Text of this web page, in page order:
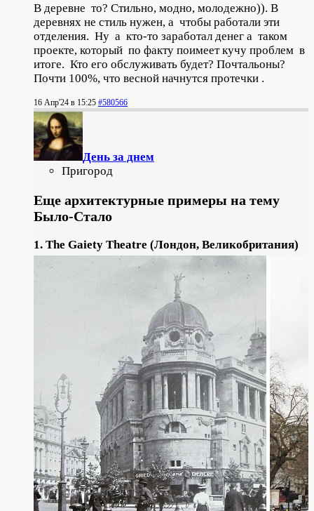
В деревне то? Стильно, модно, молодежно)). В
деревнях не стиль нужен, а чтобы работали эти
отделения. Ну а кто-то заработал денег а таком
проекте, который по факту поимеет кучу проблем в
итоге. Кто его обслуживать будет? Почтальоны?
Почти 100%, что весной начнутся протечки .
16 Апр'24 в 15:25 #580566
День за днем
Пригород
Еще архитектурные примеры на тему
Было-Стало
1. The Gaiety Theatre (Лондон, Великобритания)